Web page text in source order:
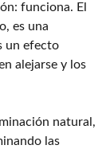
funciona. El
es una
un efecto
alejarse y los
natural,
las